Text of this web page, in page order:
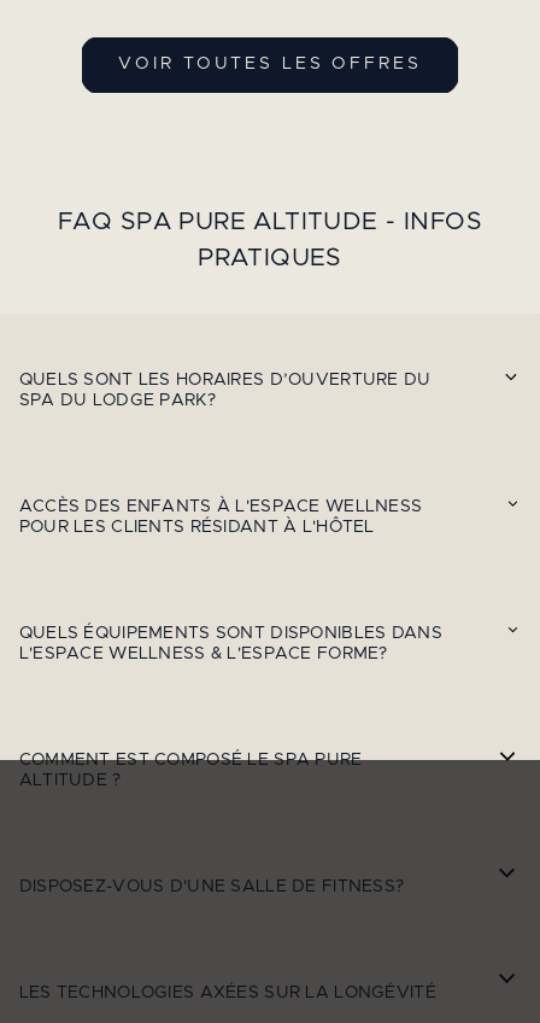
VOIR TOUTES LES OFFRES
FAQ SPA PURE ALTITUDE - INFOS
PRATIQUES
QUELS SONT LES HORAIRES D’OUVERTURE DU
SPA DU LODGE PARK?
ACCÈS DES ENFANTS À L'ESPACE WELLNESS
POUR LES CLIENTS RÉSIDANT À L'HÔTEL
QUELS ÉQUIPEMENTS SONT DISPONIBLES DANS
L'ESPACE WELLNESS & L'ESPACE FORME?
COMMENT EST COMPOSÉ LE SPA PURE
ALTITUDE ?
DISPOSEZ-VOUS D'UNE SALLE DE FITNESS?
LES TECHNOLOGIES AXÉES SUR LA LONGÉVITÉ